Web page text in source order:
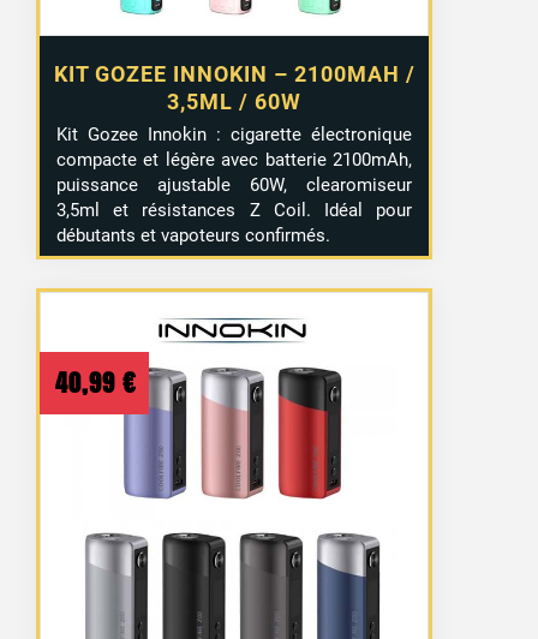
KIT GOZEE INNOKIN – 2100MAH /
3,5ML / 60W
Kit Gozee Innokin : cigarette électronique
compacte et légère avec batterie 2100mAh,
puissance ajustable 60W, clearomiseur
3,5ml et résistances Z Coil. Idéal pour
débutants et vapoteurs confirmés.
40,99 €